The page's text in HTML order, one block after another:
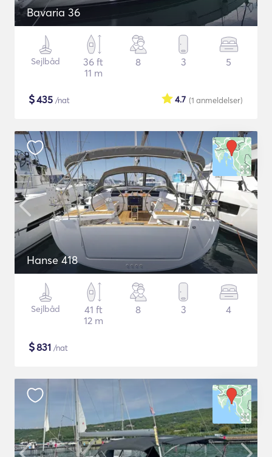
Bavaria 36
Sejlbåd
36 ft
11 m
8 3 5
$435 /nat (1 anmeldelser)
4.7
Hanse 418
Sejlbåd
41 ft
12 m
8 3 4
$831 /nat